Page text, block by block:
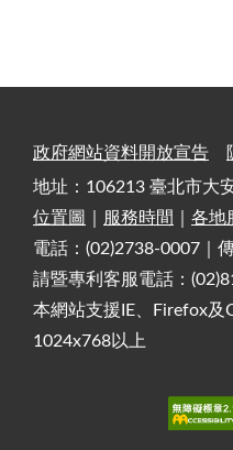
政府網站資料開放宣告
地址：106213 臺北市大
位置圖
服務時間
各地
電話：(02)2738-0007｜
請暨專利客服電話：
本網站支援IE、Firefox及
1024x768以上